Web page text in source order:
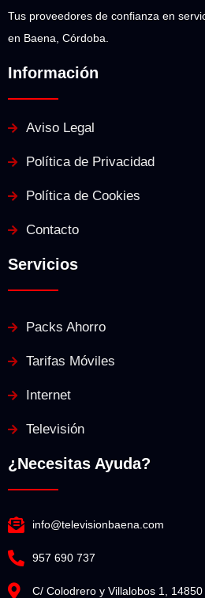
Tus proveedores de confianza en
en Baena, Córdoba.
Información
Aviso Legal
Política de Privacidad
Política de Cookies
Contacto
Servicios
Packs Ahorro
Tarifas Móviles
Internet
Televisión
¿Necesitas Ayuda?
info@televisionbaena.com
957 690 737
C/ Colodrero y Villalobos 1,